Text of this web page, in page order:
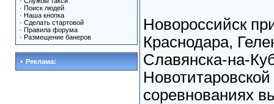
· Поиск людей
· Наша кнопка
· Сделать стартовой
· Правила форума
· Размещение банеров
Реклама:
Новороссийск
Краснодара,
Славянска-на-
соревнованиях